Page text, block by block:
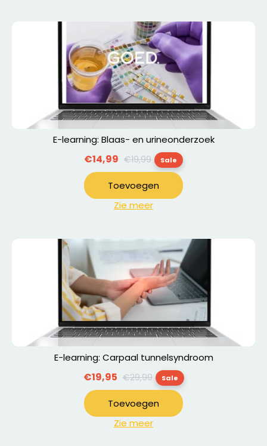
E-learning: Blaas- en urineonderzoek
€14,99 Normale
prijs
€19,99 Sale
Toevoegen
Zie meer
E-learning: Carpaal tunnelsyndroom
€19,95 Normale
prijs
€29,99 Sale
Toevoegen
Zie meer